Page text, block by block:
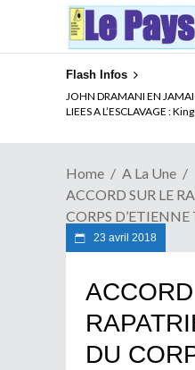
Flash Infos
JOHN DRAMANI EN
LIEES A
ELECTION DE TALON A
Quand Patrice quitte le
Home
A La Une
ACCORD SUR LE
CORPS D’ETIENNE
23 avril 2018
DU